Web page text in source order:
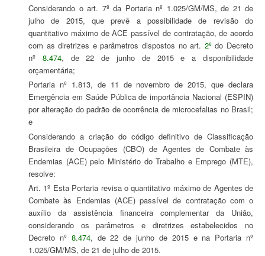
Considerando o art. 7º da Portaria nº 1.025/GM/MS, de 21 de
julho de 2015, que prevê a possibilidade de revisão do
quantitativo máximo de ACE passível de contratação, de acordo
com as diretrizes e parâmetros dispostos no art. 2ºdo Decreto
nº 8.474, de 22 de junho de 2015 e a disponibilidade
orçamentária;
Portaria nº 1.813, de 11 de novembro de 2015, que declara
Emergência em Saúde Pública de importância Nacional (ESPIN)
por alteração do padrão de ocorrência de microcefalias no Brasil;
e
Considerando a criação do código definitivo de Classificação
Brasileira de Ocupações (CBO) de Agentes de Combate às
Endemias (ACE) pelo Ministério do Trabalho e Emprego (MTE),
resolve:
Art. 1º Esta Portaria revisa o quantitativo máximo de Agentes de
Combate às Endemias (ACE) passível de contratação com o
auxílio da assistência financeira complementar da União,
considerando os parâmetros e diretrizes estabelecidos no
Decreto nº 8.474, de 22 de junho de 2015 e na Portaria nº
1.025/GM/MS, de 21 de julho de 2015.